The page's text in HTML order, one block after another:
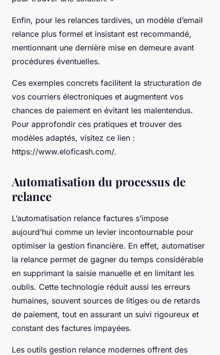
Enfin, pour les relances tardives, un modèle d’email
relance plus formel et insistant est recommandé,
mentionnant une dernière mise en demeure avant
procédures éventuelles.
Ces exemples concrets facilitent la structuration de
vos courriers électroniques et augmentent vos
chances de paiement en évitant les malentendus.
Pour approfondir ces pratiques et trouver des
modèles adaptés, visitez ce lien :
https://www.eloficash.com/.
Automatisation du processus de
relance
L’automatisation relance factures s’impose
aujourd’hui comme un levier incontournable pour
optimiser la gestion financière. En effet, automatiser
la relance permet de gagner du temps considérable
en supprimant la saisie manuelle et en limitant les
oublis. Cette technologie réduit aussi les erreurs
humaines, souvent sources de litiges ou de retards
de paiement, tout en assurant un suivi rigoureux et
constant des factures impayées.
Les outils gestion relance modernes offrent des